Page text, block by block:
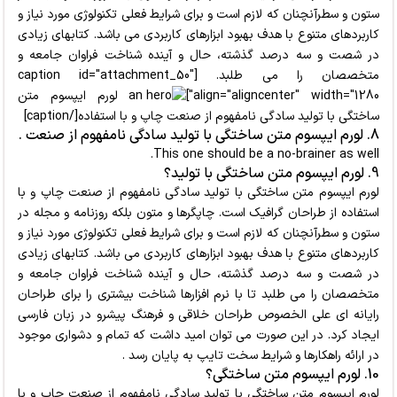
ستون و سطرآنچنان که لازم است و برای شرایط فعلی تکنولوژی مورد نیاز و
کاربردهای متنوع با هدف بهبود ابزارهای کاربردی می باشد. کتابهای زیادی
در شصت و سه درصد گذشته، حال و آینده شناخت فراوان جامعه و
متخصصان را می طلبد. [caption id="attachment_50"
align="aligncenter" width="1280"]
لورم ایپسوم متن
ساختگی با تولید سادگی نامفهوم از صنعت چاپ و با استفاده[/caption]
8. لورم ایپسوم متن ساختگی با تولید سادگی نامفهوم از صنعت .
This one should be a no-brainer as well.
9. لورم ایپسوم متن ساختگی با تولید؟
لورم ایپسوم متن ساختگی با تولید سادگی نامفهوم از صنعت چاپ و با
استفاده از طراحان گرافیک است. چاپگرها و متون بلکه روزنامه و مجله در
ستون و سطرآنچنان که لازم است و برای شرایط فعلی تکنولوژی مورد نیاز و
کاربردهای متنوع با هدف بهبود ابزارهای کاربردی می باشد. کتابهای زیادی
در شصت و سه درصد گذشته، حال و آینده شناخت فراوان جامعه و
متخصصان را می طلبد تا با نرم افزارها شناخت بیشتری را برای طراحان
رایانه ای علی الخصوص طراحان خلاقی و فرهنگ پیشرو در زبان فارسی
ایجاد کرد. در این صورت می توان امید داشت که تمام و دشواری موجود
در ارائه راهکارها و شرایط سخت تایپ به پایان رسد .
10. لورم ایپسوم متن ساختگی؟